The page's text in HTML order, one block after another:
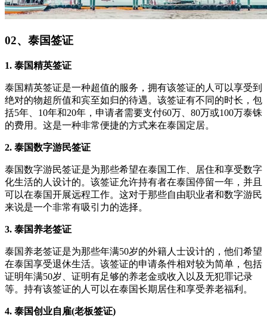
02、泰国签证
1. 泰国精英签证
泰国精英签证是一种超值的服务，拥有该签证的人可以享受到
绝对的物超所值和宾至如归的待遇。该签证有不同的时长，包
括5年、10年和20年，申请者需要支付60万、80万或100万泰铢
的费用。这是一种非常便捷的方式来在泰国定居。
2. 泰国数字游民签证
泰国数字游民签证是为那些希望在泰国工作、居住和享受数字
化生活的人设计的。该签证允许持有者在泰国停留一年，并且
可以在泰国开展远程工作。这对于那些自由职业者和数字游民
来说是一个非常有吸引力的选择。
3. 泰国养老签证
泰国养老签证是为那些年满50岁的外籍人士设计的，他们希望
在泰国享受退休生活。该签证的申请条件相对较为简单，包括
证明年满50岁、证明有足够的养老金或收入以及无犯罪记录
等。持有该签证的人可以在泰国长期居住和享受养老福利。
4. 泰国创业自雇(老板签证)